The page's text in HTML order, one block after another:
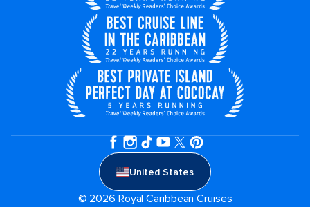
United States
© 2026 Royal Caribbean Cruises